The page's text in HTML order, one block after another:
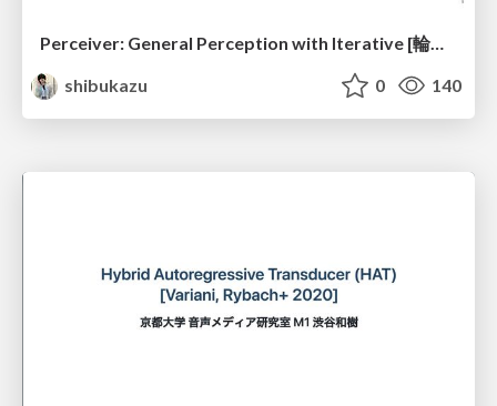
Perceiver: General Perception with Iterative [輪講発表資料]
shibukazu
0 140